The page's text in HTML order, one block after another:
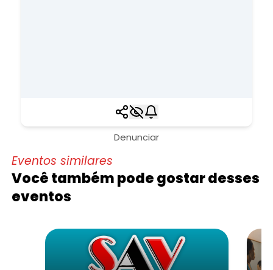
Denunciar
Eventos similares
Você também pode gostar desses
eventos